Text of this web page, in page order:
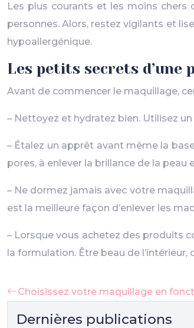
Les plus courants et les moins
personnes. Alors, restez vigilants et
hypoallergénique.
Les petits secrets d’une
Avant de commencer le maquillage,
– Nettoyez et hydratez bien. Utilisez
– Étalez un apprêt avant même la
pores, à enlever la brillance de la
– Ne dormez jamais avec votre
est la meilleure façon d’enlever les
– Lorsque vous achetez des produits
la formulation. Être beau de l’intérieur,
Choisissez votre maquillage en
Dernières publications